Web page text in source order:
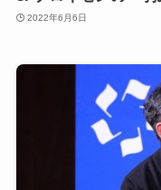
2022年6月6日